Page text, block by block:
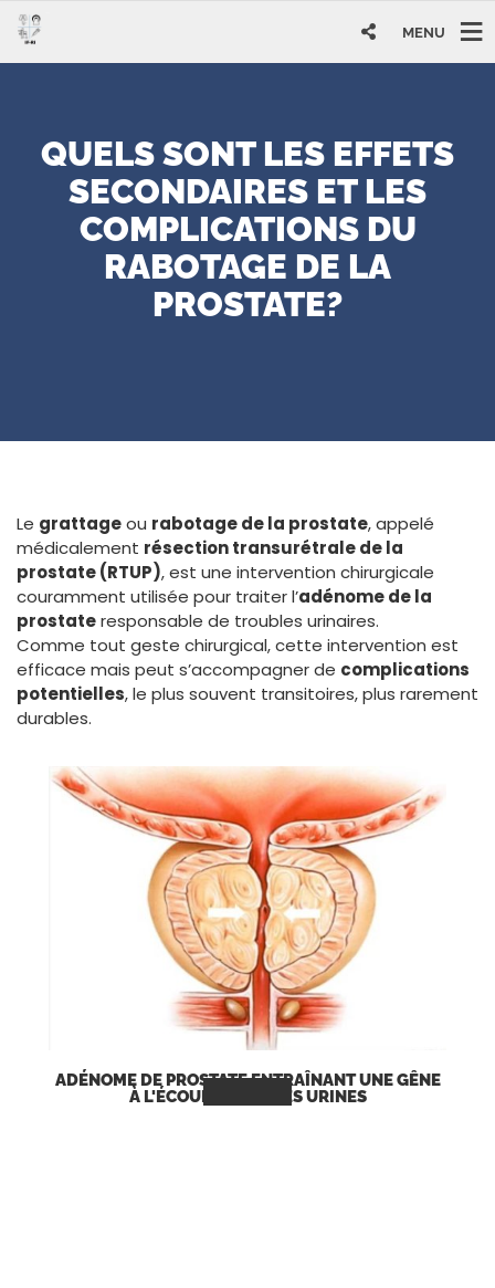
MENU
QUELS SONT LES EFFETS
SECONDAIRES ET LES
COMPLICATIONS DU
RABOTAGE DE LA
PROSTATE?
Le grattageou rabotage de la prostate, appelé
médicalement résection transurétrale de la
prostate (RTUP), est une intervention chirurgicale
couramment utilisée pour traiter l’adénome de la
prostateresponsable de troubles urinaires.
Comme tout geste chirurgical, cette intervention est
efficace mais peut s’accompagner de complications
potentielles, le plus souvent transitoires, plus rarement
durables.
ADÉNOME DE PROSTATE ENTRAÎNANT UNE GÊNE
À L'ÉCOULEMENT DES URINES